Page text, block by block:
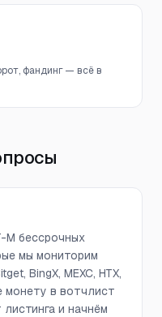
фандинг — всё в
M бессрочных
мы мониторим
BingX, MEXC, HTX,
монету в вотчлист
и начнём